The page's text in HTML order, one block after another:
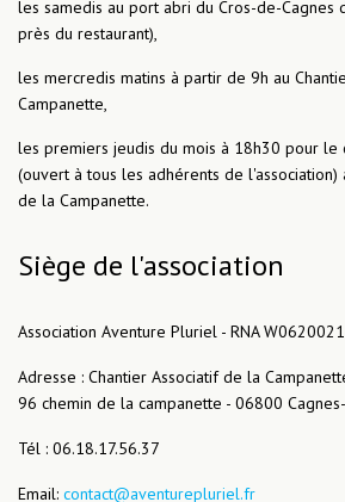
les samedis au port abri du Cros-de-Cagnes
près du restaurant),
les mercredis matins à partir de 9h au
Campanette,
les premiers jeudis du mois à 18h30 pour le
(ouvert à tous les adhérents de l'association)
de la Campanette.
Siège de l'association
Association Aventure Pluriel - RNA
Adresse : Chantier Associatif de la
96 chemin de la campanette - 06800
Tél : 06.18.17.56.37
Email: contact@aventurepluriel.fr